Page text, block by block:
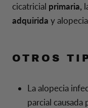
cicatricial primaria,
adquirida y
OTROS
La alopecia
parcial causada